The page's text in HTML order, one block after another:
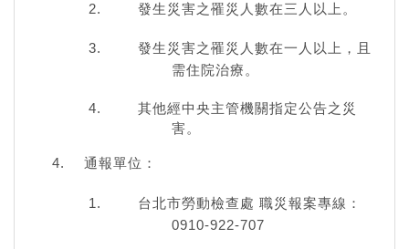
發生災害之罹災人數在三人以上。
發生災害之罹災人數在一人以上，且
需住院治療。
其他經中央主管機關指定公告之災
害。
通報單位：
台北市勞動檢查處 職災報案專線：
0910-922-707